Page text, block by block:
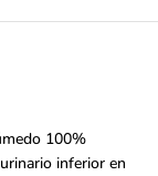
100%
inferior en